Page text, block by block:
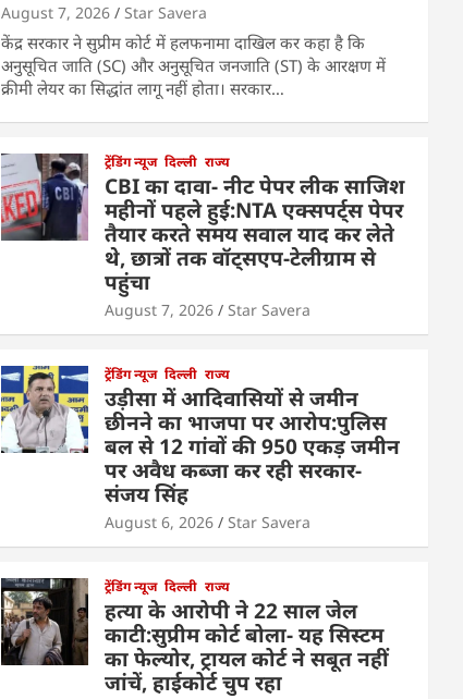
August 7, 2026 Star Savera
केंद्र सरकार ने सुप्रीम कोर्ट में हलफनामा दाखिल कर कहा है कि
अनुसूचित जाति (SC) और अनुसूचित जनजाति (ST) के आरक्षण में
क्रीमी लेयर का सिद्धांत लागू नहीं होता। सरकार…
ट्रेंडिंग न्यूज दिल्ली राज्य
CBI का दावा- नीट पेपर लीक साजिश
महीनों पहले हुई:NTA एक्सपर्ट्स पेपर
तैयार करते समय सवाल याद कर लेते
थे, छात्रों तक वॉट्सएप-टेलीग्राम से
पहुंचा
August 7, 2026 Star Savera
ट्रेंडिंग न्यूज दिल्ली राज्य
उड़ीसा में आदिवासियों से जमीन
छीनने का भाजपा पर आरोप:पुलिस
बल से 12 गांवों की 950 एकड़ जमीन
पर अवैध कब्जा कर रही सरकार-
संजय सिंह
August 6, 2026 Star Savera
ट्रेंडिंग न्यूज दिल्ली राज्य
हत्या के आरोपी ने 22 साल जेल
काटी:सुप्रीम कोर्ट बोला- यह सिस्टम
का फेल्योर, ट्रायल कोर्ट ने सबूत नहीं
जांचें, हाईकोर्ट चुप रहा